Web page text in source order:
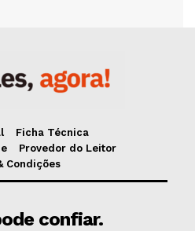
Ficha Técnica
Provedor do Leitor
Condições
confiar.